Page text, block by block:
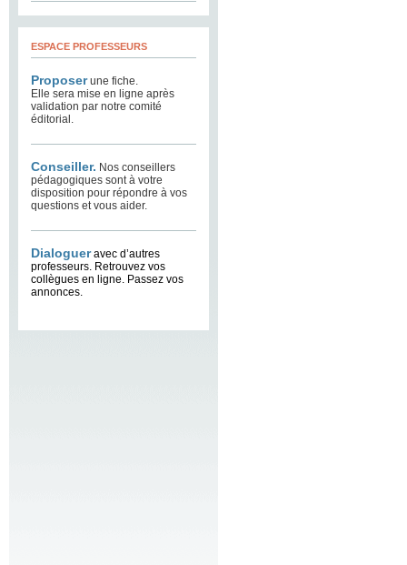
ESPACE PROFESSEURS
Proposerune fiche.
Elle sera mise en ligne après
validation par notre comité
éditorial.
Conseiller. Nos conseillers
pédagogiques sont à votre
disposition pour répondre à vos
questions et vous aider.
Dialogueravec d’autres
professeurs. Retrouvez vos
collègues en ligne. Passez vos
annonces.